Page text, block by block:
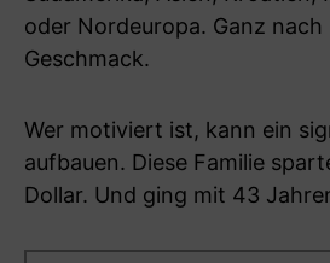
oder Nordeuropa. Ganz nach
Geschmack.
Wer motiviert ist, kann ein
aufbauen. Diese Familie
Dollar. Und ging mit 43